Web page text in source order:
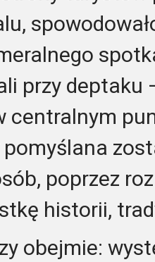
przy deptaku
centralnym
poprzez
historii,
obejmie: